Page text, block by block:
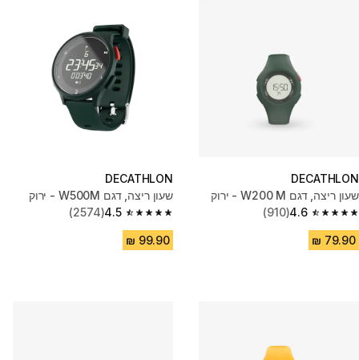
DECATHLON
שעון ריצה, דגם W200 M - ירוק
4.6
4.6 out of 5 stars from 910 reviews
(910)
DECATHLON
שעון ריצה, דגם W500M - ירוק
4.5
4.5 out of 5 stars from 2574 reviews
(2574)